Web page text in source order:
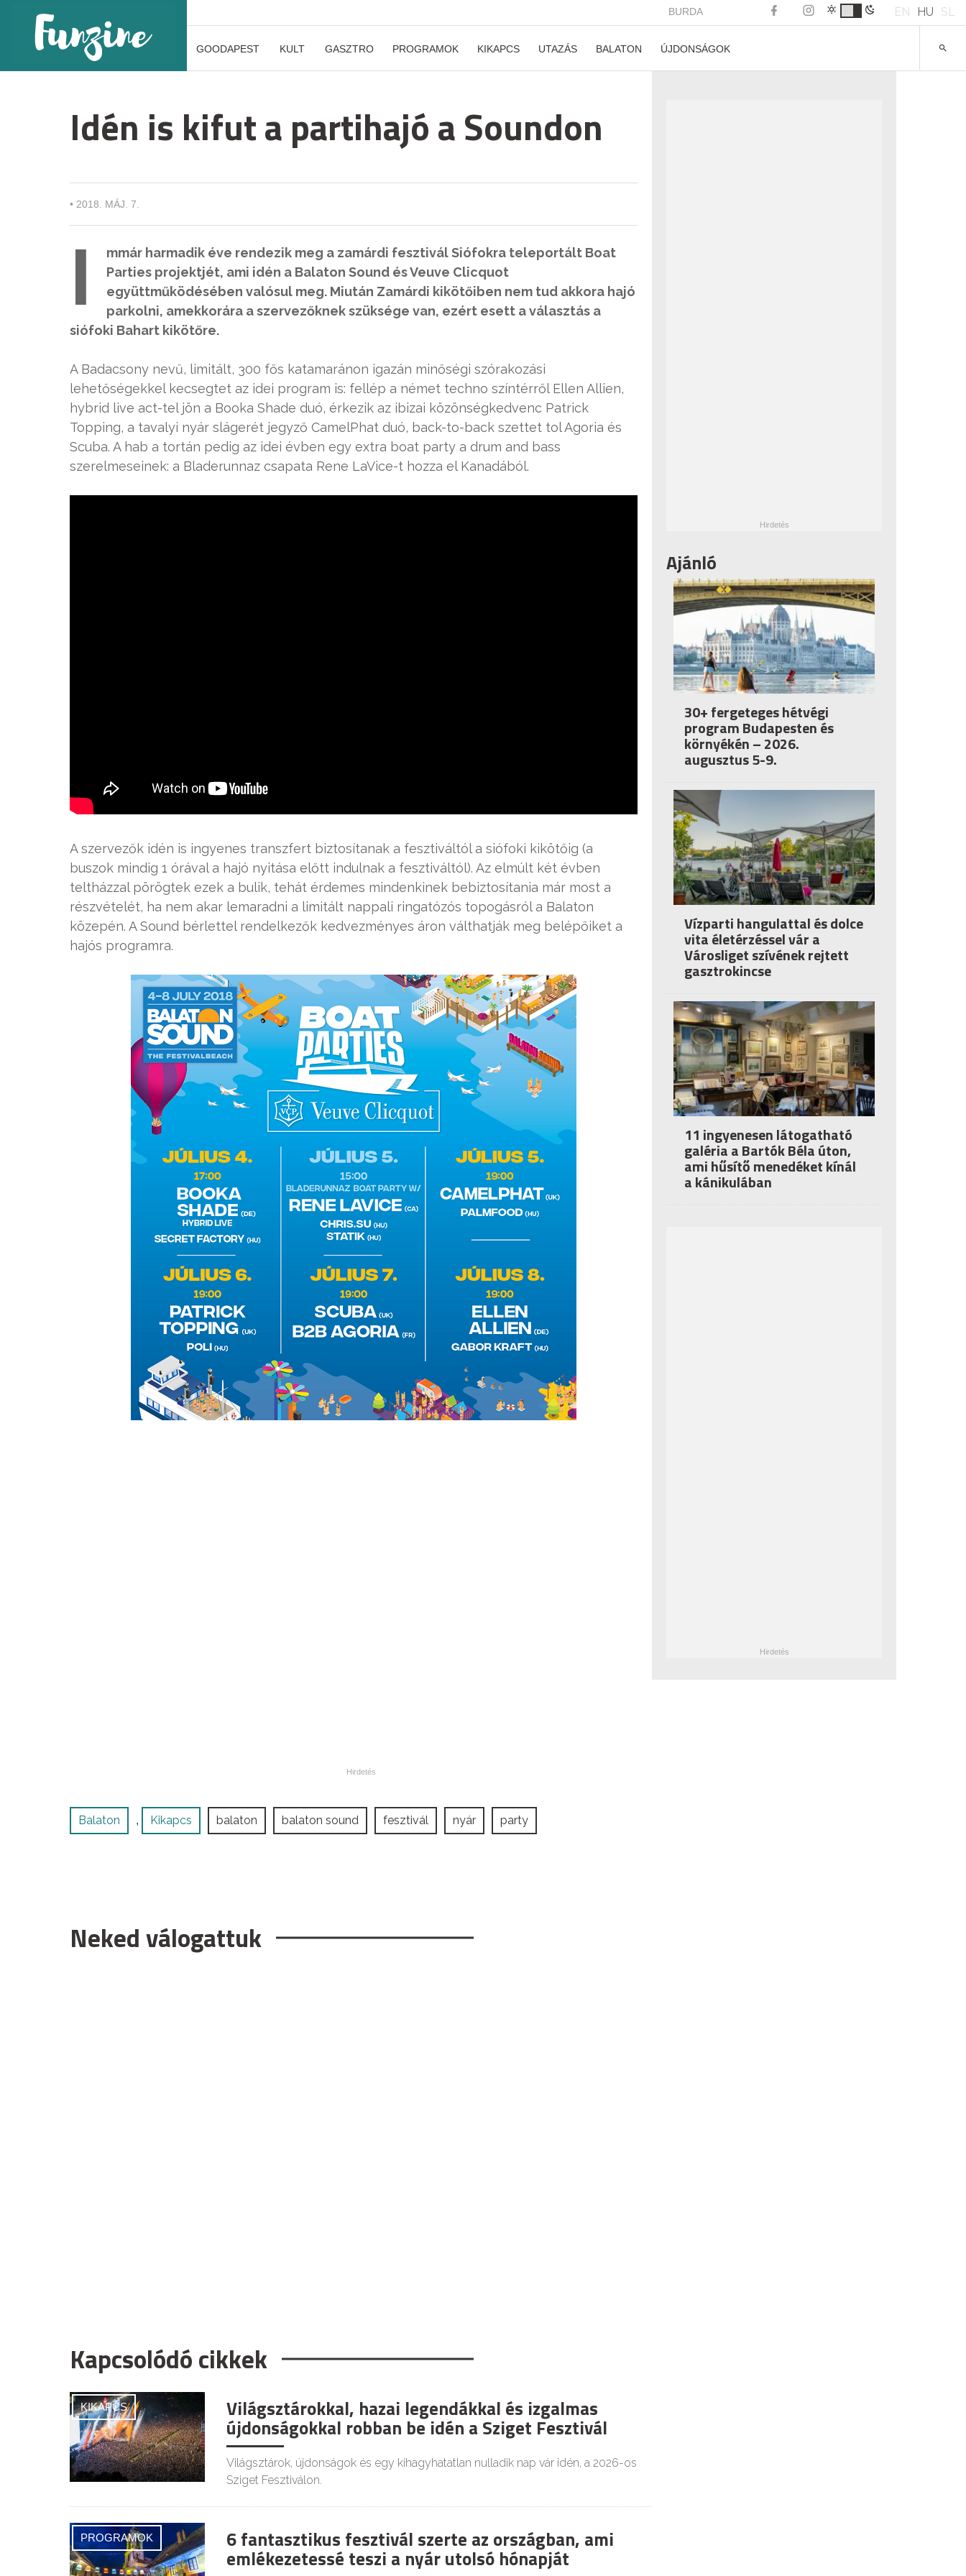
BURDA EN HU SL
GOODAPEST KULT GASZTRO PROGRAMOK KIKAPCS UTAZÁS BALATON ÚJDONSÁGOK
Idén is kifut a partihajó a Soundon
• 2018. MÁJ. 7.
I
mmár harmadik éve rendezik meg a zamárdi fesztivál Siófokra teleportált Boat
Parties projektjét, ami idén a Balaton Sound és Veuve Clicquot
együttműködésében valósul meg. Miután Zamárdi kikötőiben nem tud akkora hajó
parkolni, amekkorára a szervezőknek szüksége van, ezért esett a választás a
siófoki Bahart kikötőre.
A Badacsony nevű, limitált, 300 fős katamaránon igazán minőségi szórakozási
lehetőségekkel kecsegtet az idei program is: fellép a német techno színtérről Ellen Allien,
hybrid live act-tel jön a Booka Shade duó, érkezik az ibizai közönségkedvenc Patrick
Topping, a tavalyi nyár slágerét jegyző CamelPhat duó, back-to-back szettet tol Agoria és
Scuba. A hab a tortán pedig az idei évben egy extra boat party a drum and bass
szerelmeseinek: a Bladerunnaz csapata Rene LaVice-t hozza el Kanadából.
A szervezők idén is ingyenes transzfert biztosítanak a fesztiváltól a siófoki kikötőig (a
buszok mindig 1 órával a hajó nyitása előtt indulnak a fesztiváltól). Az elmúlt két évben
teltházzal pörögtek ezek a bulik, tehát érdemes mindenkinek bebiztosítania már most a
részvételét, ha nem akar lemaradni a limitált nappali ringatózós topogásról a Balaton
közepén. A Sound bérlettel rendelkezők kedvezményes áron válthatják meg belépőiket a
hajós programra.
Balaton , Kikapcs balaton balaton sound fesztivál nyár party
Neked válogattuk
Kapcsolódó cikkek
KIKAPCS Világsztárokkal, hazai legendákkal és izgalmas
újdonságokkal robban be idén a Sziget Fesztivál
Világsztárok, újdonságok és egy kihagyhatatlan nulladik nap vár idén, a 2026-os
Sziget Fesztiválon.
PROGRAMOK 6 fantasztikus fesztivál szerte az országban, ami
emlékezetessé teszi a nyár utolsó hónapját
Ajánló
30+ fergeteges hétvégi
program Budapesten és
környékén – 2026.
augusztus 5-9.
Vízparti hangulattal és dolce
vita életérzéssel vár a
Városliget szívének rejtett
gasztrokincse
11 ingyenesen látogatható
galéria a Bartók Béla úton,
ami hűsítő menedéket kínál
a kánikulában